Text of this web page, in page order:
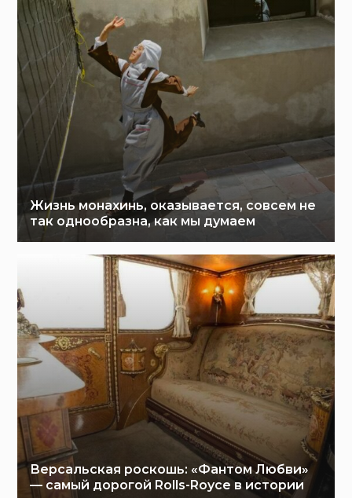
Жизнь монахинь, оказывается, совсем не
так однообразна, как мы думаем
Версальская роскошь: «Фантом Любви»
— самый дорогой Rolls-Royce в истории